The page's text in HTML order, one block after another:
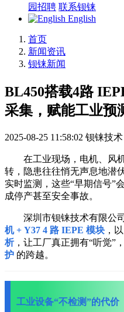
园招聘 联系钡铼
English
首页
新闻资讯
钡铼新闻
BL450搭载4路
采集，赋能工业预
2025-08-25 11:58:02 钡铼技术
在工业现场，电机、风
转，隐患往往悄无声息地潜
实时监测，这些“早期信号”
成停产甚至安全事故。
深圳市钡铼技术有限公
机 + Y37 4 路 IEPE 模块 ，以
析，让工厂真正拥有“听觉”
护 的跨越。
工业设备“不检测”的代价